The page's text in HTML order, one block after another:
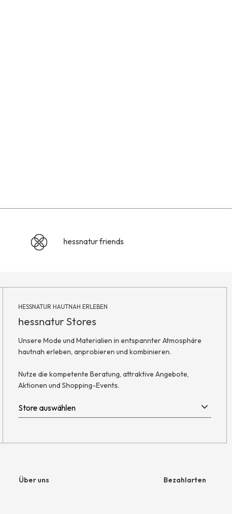
hessnatur friends
HESSNATUR HAUTNAH ERLEBEN
hessnatur Stores
Unsere Mode und Materialien in entspannter Atmosphäre
hautnah erleben, anprobieren und kombinieren.
Nutze die kompetente Beratung, attraktive Angebote,
Aktionen und Shopping-Events.
Über uns Bezahlarten